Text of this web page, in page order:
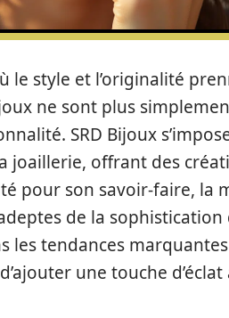
le style et l’originalité
ne sont plus
SRD Bijoux
joaillerie, offrant des
pour son savoir-faire, la
de la
les tendances
une touche d’éclat